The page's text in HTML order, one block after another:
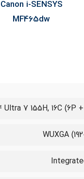
Kodak i2820
Scanner
7 155H, 16C (6P